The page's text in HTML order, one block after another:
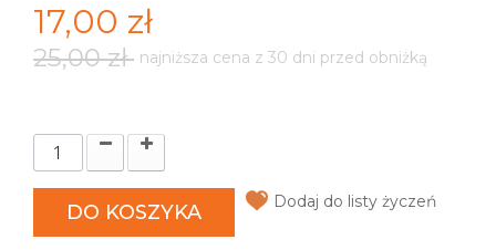
17,00 zł
25,00 zł najniższa cena z 30 dni przed obniżką
DO KOSZYKA Dodaj do listy życzeń